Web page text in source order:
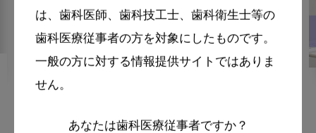
は、歯科医師、歯科技工士、歯科衛生士等の
歯科医療従事者の方を対象にしたものです。
一般の方に対する情報提供サイトではありま
せん。
あなたは歯科医療従事者ですか？